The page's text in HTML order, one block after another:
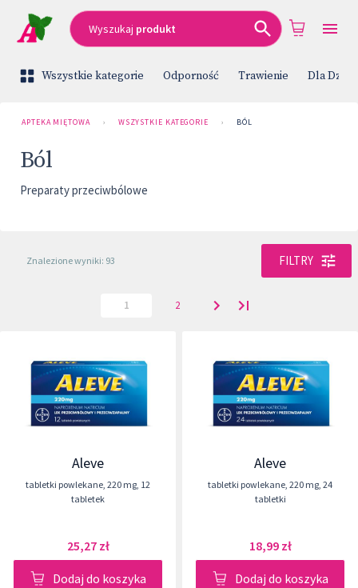
Wyszukaj produkt
Wszystkie kategorie Odporność Trawienie Dla Dzieci
APTEKA MIĘTOWA › WSZYSTKIE KATEGORIE › BÓL
Ból
Preparaty przeciwbólowe
Znalezione wyniki: 93 FILTRY
1 2
Aleve
tabletki powlekane, 220 mg, 12
tabletek
25,27 zł
Dodaj do koszyka
Aleve
tabletki powlekane, 220 mg, 24
tabletki
18,99 zł
Dodaj do koszyka